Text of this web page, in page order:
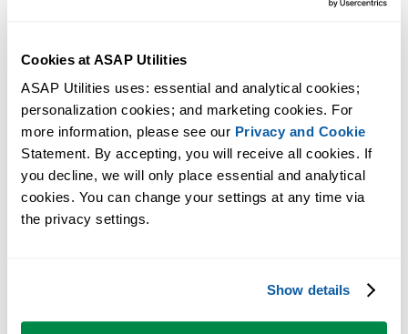
Cookies at ASAP Utilities
ASAP Utilities uses: essential and analytical cookies;
personalization cookies; and marketing cookies. For
more information, please see our Privacy and Cookie
Statement. By accepting, you will receive all cookies. If
you decline, we will only place essential and analytical
cookies. You can change your settings at any time via
the privacy settings.
Show details
ヒント: Alt + N で次のツールを開きます。